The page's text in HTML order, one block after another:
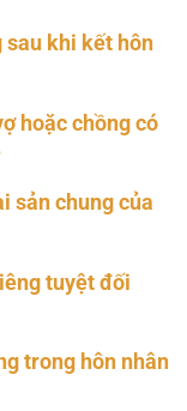
sau khi kết hôn
hoặc chồng có
sản chung của
tuyệt đối
trong hôn nhân